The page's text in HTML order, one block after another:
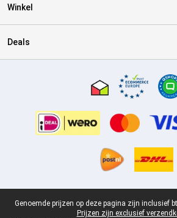
Winkel
Deals
Juridische voettekst
Genoemde prijzen op deze pagina zijn inclusief
Prijzen zijn exclusief